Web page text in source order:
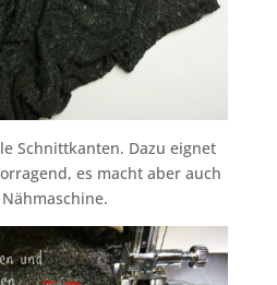
Schnittkanten. Dazu eignet
es macht aber auch